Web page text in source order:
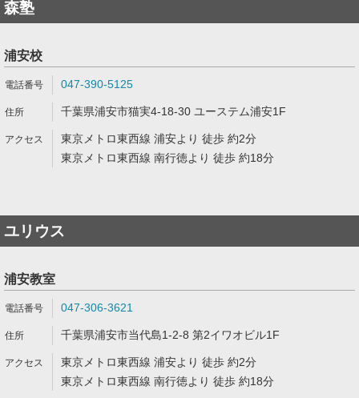
森塾
浦安校
047-390-5125
千葉県浦安市猫実4-18-30 ユーステム浦安1F
東京メトロ東西線 浦安より 徒歩 約2分
東京メトロ東西線 南行徳より 徒歩 約18分
ユリウス
浦安教室
047-306-3621
千葉県浦安市当代島1-2-8 第2イワオビル1F
東京メトロ東西線 浦安より 徒歩 約2分
東京メトロ東西線 南行徳より 徒歩 約18分